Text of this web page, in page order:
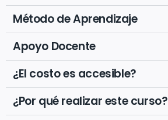
Método de Aprendizaje
Apoyo Docente
¿El costo es accesible?
¿Por qué realizar este curso?